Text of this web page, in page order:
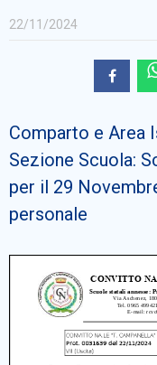
BACHECA SINDACALE
22/11/2024
Comparto e Area
Sezione Scuola:
per il 29
personale